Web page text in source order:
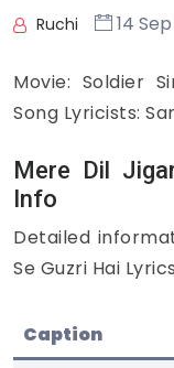
Ruchi 14
Movie: Soldier
Song Lyricists:
Mere Dil
Info
Detailed
Se Guzri Hai
Caption